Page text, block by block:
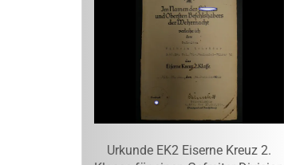
Urkunde EK2 Eiserne Kreuz 2.